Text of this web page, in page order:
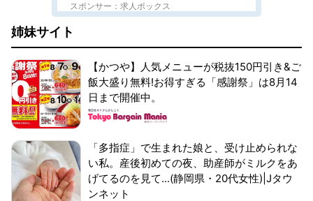
スポンサー：求人ボックス
姉妹サイト
【かつや】人気メニューが税抜150円引き&ご
飯大盛り無料!お得すぎる「感謝祭」は8月14
日まで開催中。
「多指症」で生まれた娘と、受け止められな
い私。産後初めての夜、助産師がミルクをあ
げてるのを見て...(静岡県・20代女性)|Jタウ
ンネット